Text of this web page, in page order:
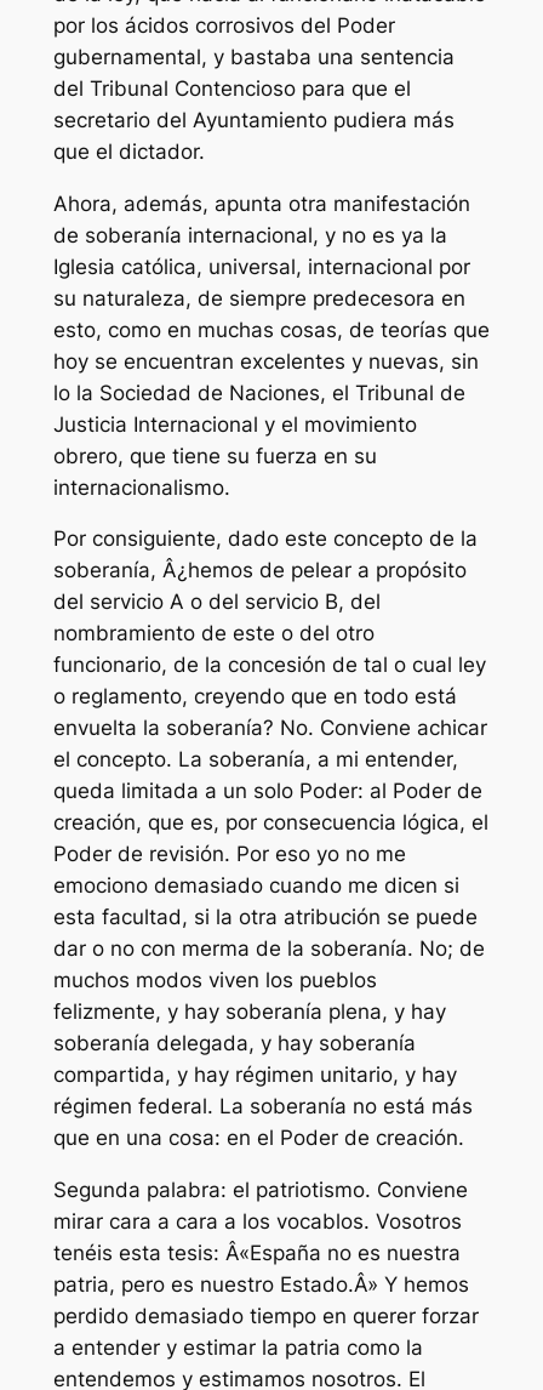
por los ácidos corrosivos del Poder
gubernamental, y bastaba una sentencia
del Tribunal Contencioso para que el
secretario del Ayuntamiento pudiera más
que el dictador.
Ahora, además, apunta otra manifestación
de soberanía internacional, y no es ya la
Iglesia católica, universal, internacional por
su naturaleza, de siempre predecesora en
esto, como en muchas cosas, de teorías que
hoy se encuentran excelentes y nuevas, sin
lo la Sociedad de Naciones, el Tribunal de
Justicia Internacional y el movimiento
obrero, que tiene su fuerza en su
internacionalismo.
Por consiguiente, dado este concepto de la
soberanía, Â¿hemos de pelear a propósito
del servicio A o del servicio B, del
nombramiento de este o del otro
funcionario, de la concesión de tal o cual ley
o reglamento, creyendo que en todo está
envuelta la soberanía? No. Conviene achicar
el concepto. La soberanía, a mi entender,
queda limitada a un solo Poder: al Poder de
creación, que es, por consecuencia lógica, el
Poder de revisión. Por eso yo no me
emociono demasiado cuando me dicen si
esta facultad, si la otra atribución se puede
dar o no con merma de la soberanía. No; de
muchos modos viven los pueblos
felizmente, y hay soberanía plena, y hay
soberanía delegada, y hay soberanía
compartida, y hay régimen unitario, y hay
régimen federal. La soberanía no está más
que en una cosa: en el Poder de creación.
Segunda palabra: el patriotismo. Conviene
mirar cara a cara a los vocablos. Vosotros
tenéis esta tesis: Â«España no es nuestra
patria, pero es nuestro Estado.Â» Y hemos
perdido demasiado tiempo en querer forzar
a entender y estimar la patria como la
entendemos y estimamos nosotros. El